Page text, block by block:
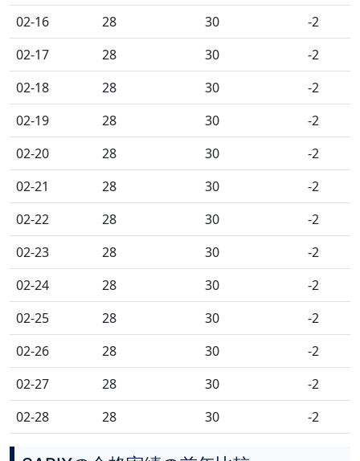
02-16
28 30
-2
02-17
28 30
-2
02-18
28 30
-2
02-19
28 30
-2
02-20
28 30
-2
02-21
28 30
-2
02-22
28 30
-2
02-23
28 30
-2
02-24
28 30
-2
02-25
28 30
-2
02-26
28 30
-2
02-27
28 30
-2
02-28
28 30 -2